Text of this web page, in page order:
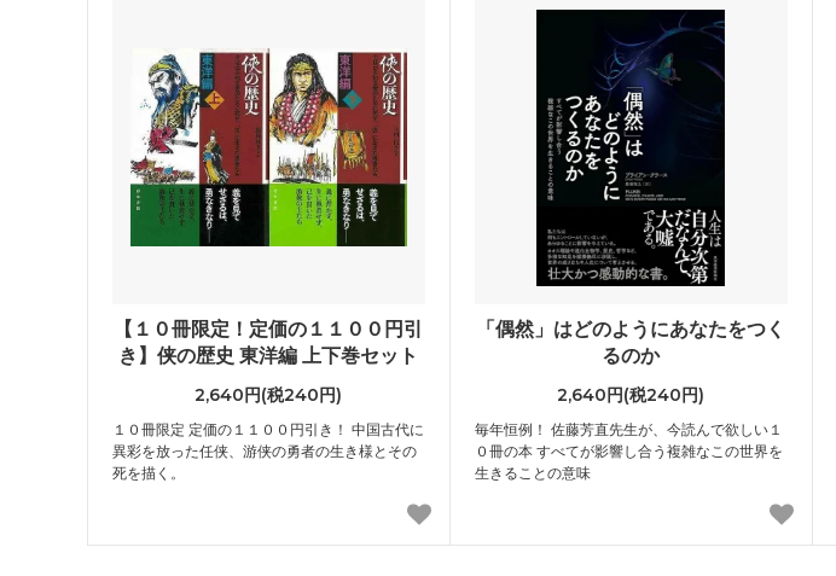
【１０冊限定！定価の１１００円引
き】侠の歴史 東洋編 上下巻セット
2,640円(税240円)
１０冊限定 定価の１１００円引き！ 中国古代に
異彩を放った任侠、游侠の勇者の生き様とその
死を描く。
「偶然」はどのようにあなたをつく
るのか
2,640円(税240円)
毎年恒例！ 佐藤芳直先生が、今読んで欲しい１
０冊の本 すべてが影響し合う複雑なこの世界を
生きることの意味